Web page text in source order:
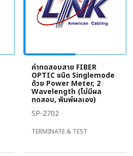
ค่าทดสอบสาย FIBER
OPTIC ชนิด Singlemode
ด้วย Power Meter, 2
Wavelength (ไม่มีผล
ทดสอบ, พิมพ์ผลเอง)
SP-2702
TERMINATE & TEST